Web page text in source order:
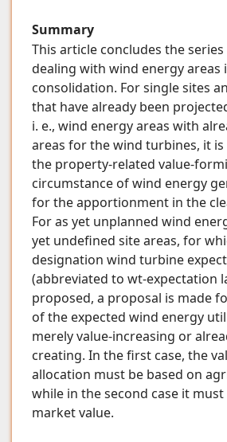
Summary
This article concludes the
dealing with wind energy areas
consolidation. For single sites
that have already been
i. e., wind energy areas with
areas for the wind turbines, it
the property-related value-
circumstance of wind energy
for the apportionment in the
For as yet unplanned wind
yet undefined site areas, for
designation wind turbine
(abbreviated to wt-expectation
proposed, a proposal is made
of the expected wind energy
merely value-increasing or
creating. In the first case, the
allocation must be based on
while in the second case it
market value.